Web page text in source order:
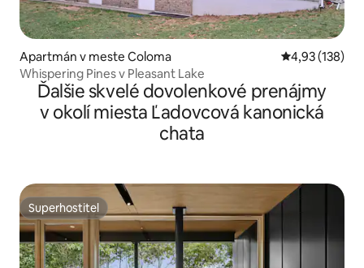
Apartmán v meste Coloma Priemerné
4,93 (138)
Whispering Pines v Pleasant Lake
Ďalšie skvelé dovolenkové prenájmy
v okolí miesta Ľadovcová kanonická
chata
Superhostiteľ
Superhostiteľ